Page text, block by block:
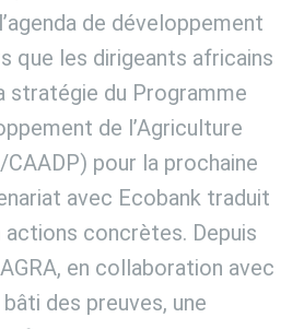
de développement
que les dirigeants africains
stratégie du Programme
de l’Agriculture
pour la prochaine
avec Ecobank traduit
concrètes. Depuis
en collaboration avec
des preuves, une